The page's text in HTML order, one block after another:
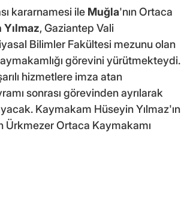
kararnamesi ile Muğla'nın Ortaca
, Gaziantep Vali
Bilimler Fakültesi mezunu olan
görevini yürütmekteydi.
hizmetlere imza atan
sonrası görevinden ayrılarak
Kaymakam Hüseyin Yılmaz'ın
Ürkmezer Ortaca Kaymakamı